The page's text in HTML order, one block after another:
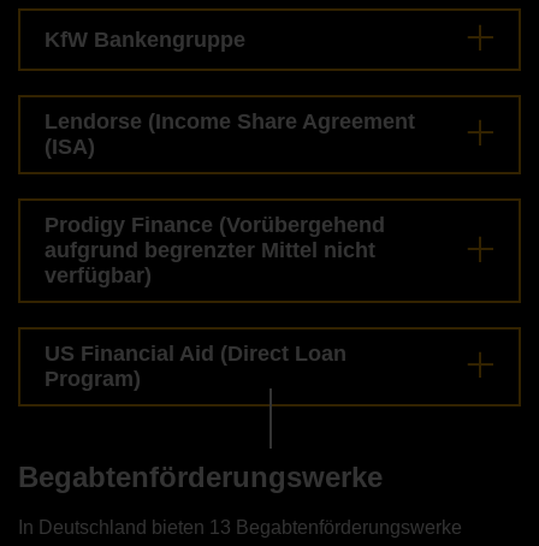
KfW Bankengruppe
Lendorse (Income Share Agreement
(ISA)
Prodigy Finance (Vorübergehend
aufgrund begrenzter Mittel nicht
verfügbar)
US Financial Aid (Direct Loan
Program)
Begabtenförderungswerke
In Deutschland bieten 13 Begabtenförderungswerke